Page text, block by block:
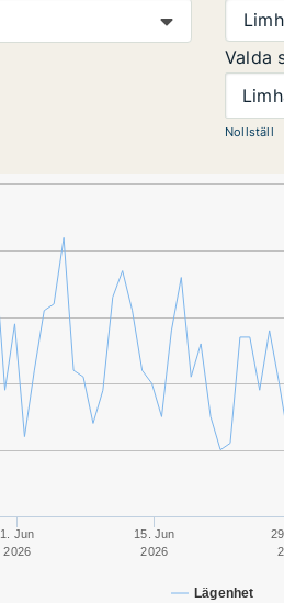
Valda
Nollställ
Lägenhet
1. Jun
2026
15. Jun
2026